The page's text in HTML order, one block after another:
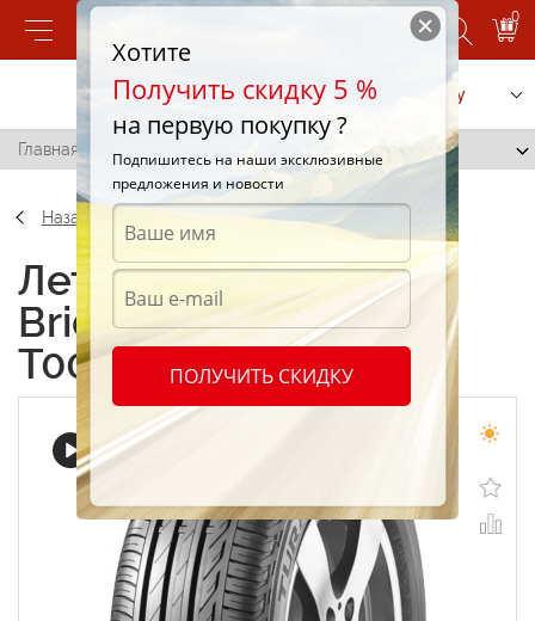
0
Позвонить Заказать услугу
Главная / Bridgestone Turanza T001 215/55 R17 94S
Назад
Летние шины
Bridgestone Turanza
T001 215/55 R17 94S
Хотите
Получить скидку 5 %
на первую покупку ?
Подпишитесь на наши эксклюзивные
предложения и новости
ПОЛУЧИТЬ СКИДКУ